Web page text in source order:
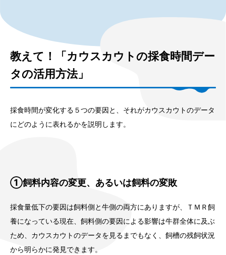
教えて！「カウスカウトの採食時間デー
タの活用方法」
採食時間が変化する５つの要因と、それがカウスカウトのデータ
にどのように表れるかを説明します。
①飼料内容の変更、あるいは飼料の変敗
採食量低下の要因は飼料側と牛側の両方にありますが、ＴＭＲ飼
養になっている現在、飼料側の要因による影響は牛群全体に及ぶ
ため、カウスカウトのデータを見るまでもなく、飼槽の残飼状況
から明らかに発見できます。